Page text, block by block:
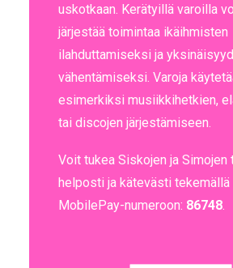
uskotkaan. Kerätyillä varoilla
järjestää toimintaa ikäihmisten
ilahduttamiseksi ja
vähentämiseksi. Varoja
esimerkiksi musiikkihetkien,
tai discojen järjestämiseen.
Voit tukea Siskojen ja Simojen
helposti ja kätevästi tekemällä
MobilePay-numeroon: 86748.